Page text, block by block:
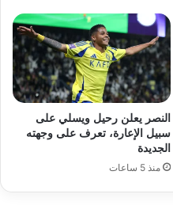
النصر يعلن رحيل ويسلي على
سبيل الإعارة، تعرف على وجهته
الجديدة
منذ 5 ساعات